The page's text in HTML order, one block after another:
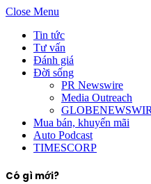
Close Menu
Tin tức
Tư vấn
Đánh giá
Đời sống
PR Newswire
Media Outreach
Mua bán, khuyến mãi
Auto Podcast
TIMESCORP
Có gì mới?